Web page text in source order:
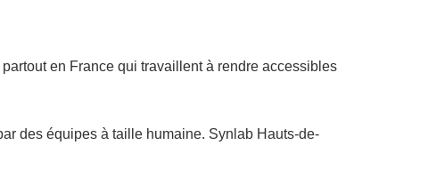
en France qui travaillent à rendre accessibles
des équipes à taille humaine. Synlab Hauts-de-